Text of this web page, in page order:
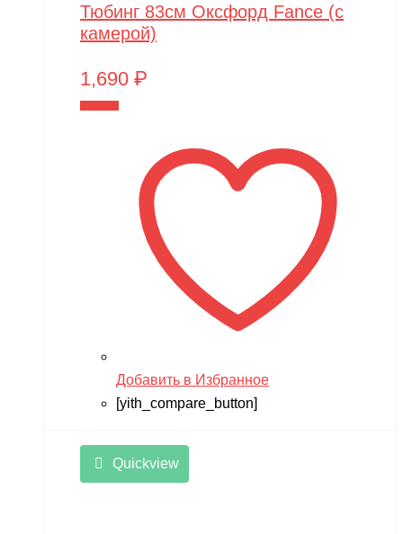
Тюбинг 83см Оксфорд Fance (с
камерой)
1,690 ₽
Добавить в Избранное
[yith_compare_button]
Quickview